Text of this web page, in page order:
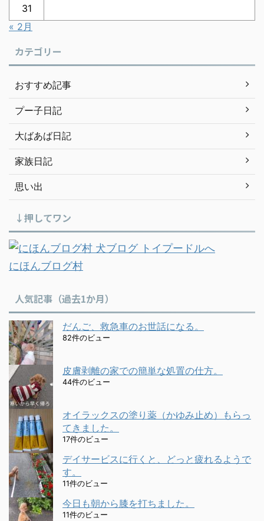
31
« 2月
カテゴリー
おすすめ記事
プー子日記
大ばあば日記
家族日記
思い出
↓押してワン
にほんブログ村
人気記事（過去1か月）
だんご、救急車のお世話になる。
82件のビュー
皮膚剥離の家での簡単な処置の仕方。
44件のビュー
オイラックスの塗り薬（かゆみ止め）もらっ
てきました。
17件のビュー
デイサービスに行くと、どっと疲れるようで
す。
11件のビュー
今日も朝から膝を打ちました。
11件のビュー